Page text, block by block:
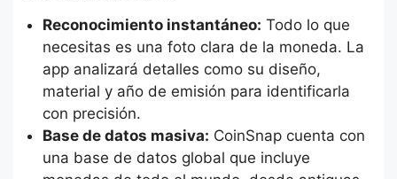
Reconocimiento instantáneo: Todo lo que
necesitas es una foto clara de la moneda. La
app analizará detalles como su diseño,
material y año de emisión para identificarla
con precisión.
Base de datos masiva: CoinSnap cuenta con
una base de datos global que incluye